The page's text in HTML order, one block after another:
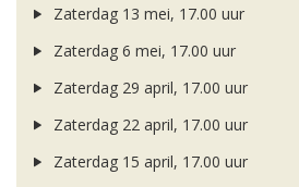
Zaterdag 13 mei, 17.00 uur
Zaterdag 6 mei, 17.00 uur
Zaterdag 29 april, 17.00 uur
Zaterdag 22 april, 17.00 uur
Zaterdag 15 april, 17.00 uur